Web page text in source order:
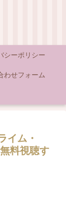
シーポリシー
わせフォーム
イム・
料視聴す